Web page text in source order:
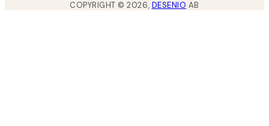
COPYRIGHT ©2026, DESENIO AB